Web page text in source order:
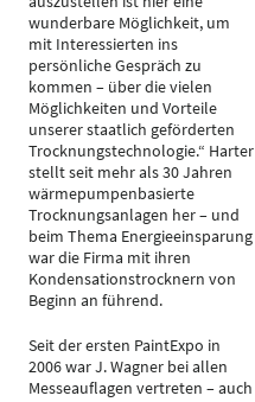
wunderbare Möglichkeit, um
mit Interessierten ins
persönliche Gespräch zu
kommen – über die vielen
Möglichkeiten und Vorteile
unserer staatlich geförderten
Trocknungstechnologie.“ Harter
stellt seit mehr als 30 Jahren
wärmepumpenbasierte
Trocknungsanlagen her – und
beim Thema Energieeinsparung
war die Firma mit ihren
Kondensationstrocknern von
Beginn an führend.
Seit der ersten PaintExpo in
2006 war J. Wagner bei allen
Messeauflagen vertreten – auch